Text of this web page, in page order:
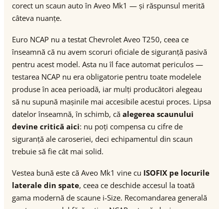
corect un scaun auto în Aveo Mk1 — și răspunsul merită
câteva nuanțe.
Euro NCAP nu a testat Chevrolet Aveo T250, ceea ce
înseamnă că nu avem scoruri oficiale de siguranță pasivă
pentru acest model. Asta nu îl face automat periculos —
testarea NCAP nu era obligatorie pentru toate modelele
produse în acea perioadă, iar mulți producători alegeau
să nu supună mașinile mai accesibile acestui proces. Lipsa
datelor înseamnă, în schimb, că alegerea scaunului
devine critică aici: nu poți compensa cu cifre de
siguranță ale caroseriei, deci echipamentul din scaun
trebuie să fie cât mai solid.
Vestea bună este că Aveo Mk1 vine cu ISOFIX pe locurile
laterale din spate, ceea ce deschide accesul la toată
gama modernă de scaune i-Size. Recomandarea generală